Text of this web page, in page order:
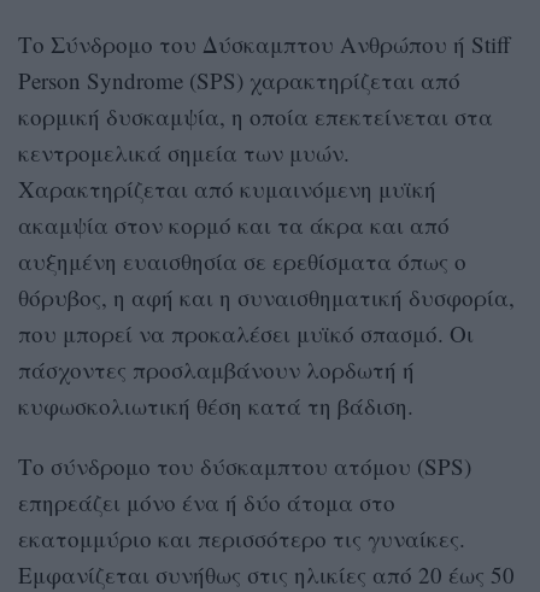
Το Σύνδρομο του Δύσκαμπτου Ανθρώπου ή Stiff
Person Syndrome (SPS) χαρακτηρίζεται από
κορμική δυσκαμψία, η οποία επεκτείνεται στα
κεντρομελικά σημεία των μυών.
Xαρακτηρίζεται από κυμαινόμενη μυϊκή
ακαμψία στον κορμό και τα άκρα και από
αυξημένη ευαισθησία σε ερεθίσματα όπως ο
θόρυβος, η αφή και η συναισθηματική δυσφορία,
που μπορεί να προκαλέσει μυϊκό σπασμό. Οι
πάσχοντες προσλαμβάνουν λορδωτή ή
κυφωσκολιωτική θέση κατά τη βάδιση.
Το σύνδρομο του δύσκαμπτου ατόμου (SPS)
επηρεάζει μόνο ένα ή δύο άτομα στο
εκατομμύριο και περισσότερο τις γυναίκες.
Εμφανίζεται συνήθως στις ηλικίες από 20 έως 50